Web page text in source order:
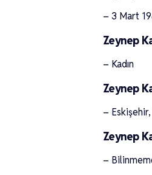
– 3 Mart
Zeynep
– Kadın
Zeynep
–
Zeynep
–